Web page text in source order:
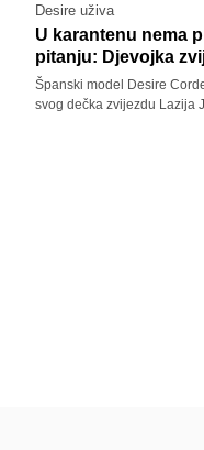
Desire uživa
U karantenu nema
pitanju: Djevojka
Španski model Desire
svog dečka zvijezdu Lazija